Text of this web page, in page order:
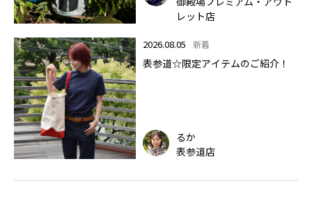
レット店
2026.08.05 新着
表参道☆限定アイテムのご紹介！
るか
表参道店